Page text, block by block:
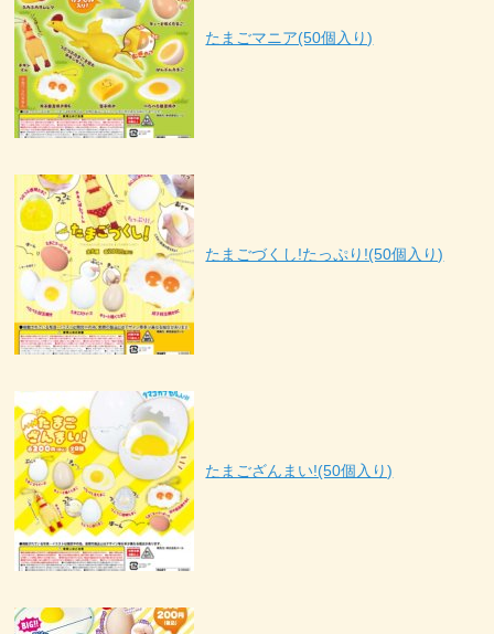
たまごマニア(50個入り)
たまごづくし!たっぷり!(50個入り)
たまござんまい!(50個入り)